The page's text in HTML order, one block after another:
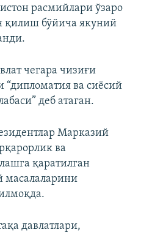
расмийлари ўзаро
қилиш бўйича якуний
чегара чизиғи
ва сиёсий
деб атаган.
Марказий
ва
қаратилган
масалаларини
давлатлари,